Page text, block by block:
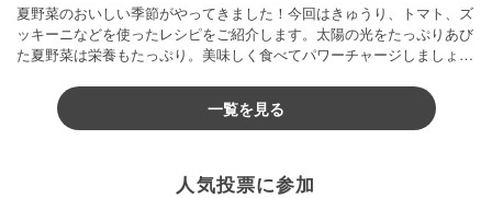
夏野菜のおいしい季節がやってきました！今回はきゅうり、トマト、ズ
ッキーニなどを使ったレシピをご紹介します。太陽の光をたっぷりあび
た夏野菜は栄養もたっぷり。美味しく食べてパワーチャージしましょう
一覧を見る
人気投票に参加